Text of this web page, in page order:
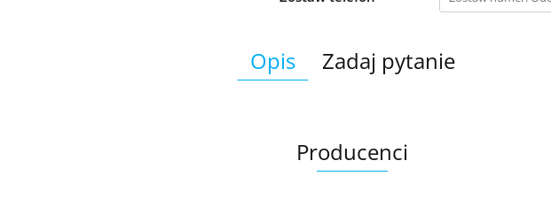
Opis Zadaj pytanie
Producenci